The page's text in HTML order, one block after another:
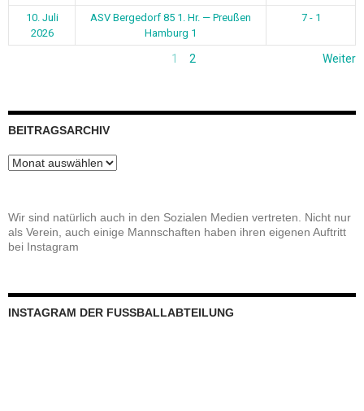
10. Juli
2026
ASV Bergedorf 85 1. Hr. — Preußen
Hamburg 1
7 - 1
1 2 Weiter
BEITRAGSARCHIV
Beitragsarchiv
Wir sind natürlich auch in den Sozialen Medien vertreten. Nicht nur
als Verein, auch einige Mannschaften haben ihren eigenen Auftritt
bei Instagram
INSTAGRAM DER FUSSBALLABTEILUNG